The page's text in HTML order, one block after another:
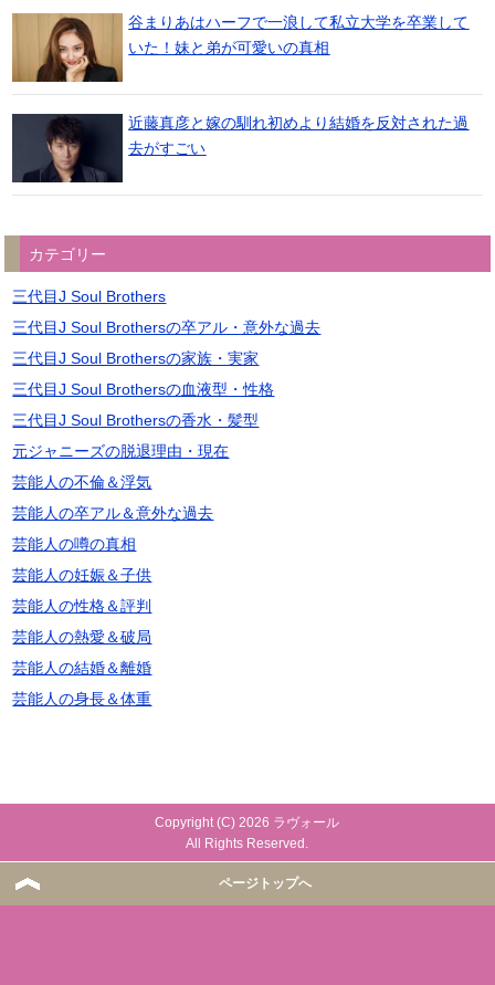
谷まりあはハーフで一浪して私立大学を卒業して
いた！妹と弟が可愛いの真相
近藤真彦と嫁の馴れ初めより結婚を反対された過
去がすごい
カテゴリー
三代目J Soul Brothers
三代目J Soul Brothersの卒アル・意外な過去
三代目J Soul Brothersの家族・実家
三代目J Soul Brothersの血液型・性格
三代目J Soul Brothersの香水・髪型
元ジャニーズの脱退理由・現在
芸能人の不倫＆浮気
芸能人の卒アル＆意外な過去
芸能人の噂の真相
芸能人の妊娠＆子供
芸能人の性格＆評判
芸能人の熱愛＆破局
芸能人の結婚＆離婚
芸能人の身長＆体重
Copyright (C) 2026 ラヴォール
All Rights Reserved.
ページトップへ